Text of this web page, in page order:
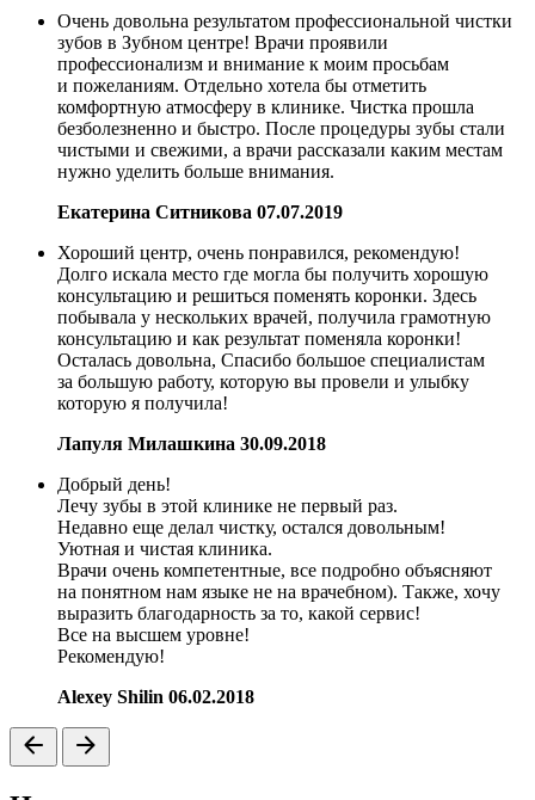
Очень довольна результатом профессиональной чистки
зубов в Зубном центре! Врачи проявили
профессионализм и внимание к моим просьбам
и пожеланиям. Отдельно хотела бы отметить
комфортную атмосферу в клинике. Чистка прошла
безболезненно и быстро. После процедуры зубы стали
чистыми и свежими, а врачи рассказали каким местам
нужно уделить больше внимания.
Екатерина Ситникова 07.07.2019
Хороший центр, очень понравился, рекомендую!
Долго искала место где могла бы получить хорошую
консультацию и решиться поменять коронки. Здесь
побывала у нескольких врачей, получила грамотную
консультацию и как результат поменяла коронки!
Осталась довольна, Спасибо большое специалистам
за большую работу, которую вы провели и улыбку
которую я получила!
Лапуля Милашкина 30.09.2018
Добрый день!
Лечу зубы в этой клинике не первый раз.
Недавно еще делал чистку, остался довольным!
Уютная и чистая клиника.
Врачи очень компетентные, все подробно объясняют
на понятном нам языке не на врачебном). Также, хочу
выразить благодарность за то, какой сервис!
Все на высшем уровне!
Рекомендую!
Alexey Shilin 06.02.2018